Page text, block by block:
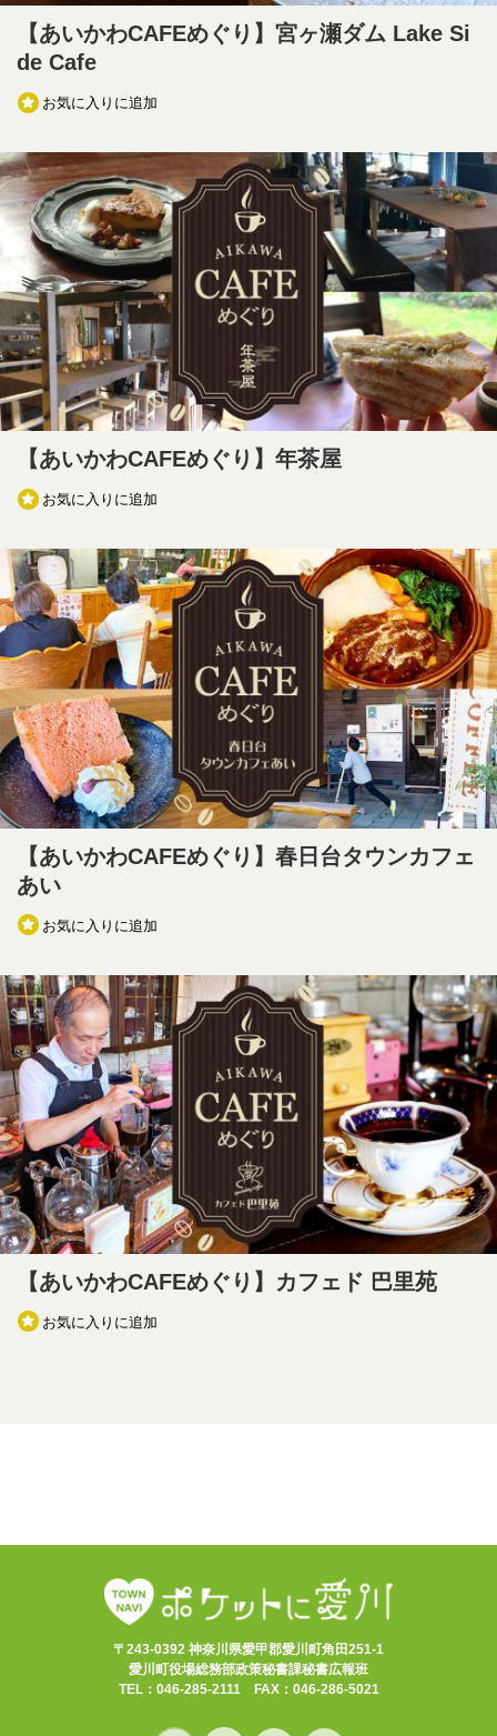
【あいかわCAFEめぐり】宮ヶ瀬ダム Lake Si
de Cafe
お気に入りに追加
【あいかわCAFEめぐり】年茶屋
お気に入りに追加
【あいかわCAFEめぐり】春日台タウンカフェ
あい
お気に入りに追加
【あいかわCAFEめぐり】カフェド 巴里苑
お気に入りに追加
〒243-0392 神奈川県愛甲郡愛川町角田251-1
愛川町役場総務部政策秘書課秘書広報班
TEL：046-285-2111 FAX：046-286-5021